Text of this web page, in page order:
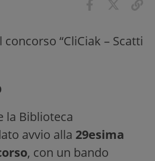
concorso “CliCiak – Scatti
la Biblioteca
avvio alla 29esima
, con un bando